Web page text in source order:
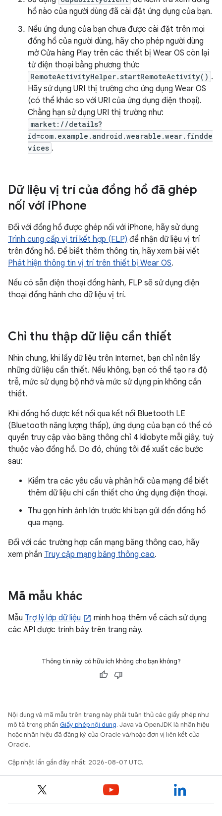
hồ nào của người dùng đã cài đặt ứng dụng của bạn.
Nếu ứng dụng của bạn chưa được cài đặt trên mọi
đồng hồ của người dùng, hãy cho phép người dùng
mở Cửa hàng Play trên các thiết bị Wear OS còn lại
từ điện thoại bằng phương thức
RemoteActivityHelper.startRemoteActivity() .
Hãy sử dụng URI thị trường cho ứng dụng Wear OS
(có thể khác so với URI của ứng dụng điện thoại).
Chẳng hạn sử dụng URI thị trường như:
market://details?
id=com.example.android.wearable.wear.findde
vices .
Dữ liệu vị trí của đồng hồ đã ghép
nối với iPhone
Đối với đồng hồ được ghép nối với iPhone, hãy sử dụng
Trình cung cấp vị trí kết hợp (FLP) để nhận dữ liệu vị trí
trên đồng hồ. Để biết thêm thông tin, hãy xem bài viết
Phát hiện thông tin vị trí trên thiết bị Wear OS.
Nếu có sẵn điện thoại đồng hành, FLP sẽ sử dụng điện
thoại đồng hành cho dữ liệu vị trí.
Chỉ thu thập dữ liệu cần thiết
Nhìn chung, khi lấy dữ liệu trên Internet, bạn chỉ nên lấy
những dữ liệu cần thiết. Nếu không, bạn có thể tạo ra độ
trễ, mức sử dụng bộ nhớ và mức sử dụng pin không cần
thiết.
Khi đồng hồ được kết nối qua kết nối Bluetooth LE
(Bluetooth năng lượng thấp), ứng dụng của bạn có thể có
quyền truy cập vào băng thông chỉ 4 kilobyte mỗi giây, tuỳ
thuộc vào đồng hồ. Do đó, chúng tôi đề xuất các bước
sau:
Kiểm tra các yêu cầu và phản hồi của mạng để biết
thêm dữ liệu chỉ cần thiết cho ứng dụng điện thoại.
Thu gọn hình ảnh lớn trước khi bạn gửi đến đồng hồ
qua mạng.
Đối với các trường hợp cần mạng băng thông cao, hãy
xem phần Truy cập mạng băng thông cao.
Mã mẫu khác
Mẫu Trợ lý lớp dữ liệu
minh hoạ thêm về cách sử dụng
các API được trình bày trên trang này.
Thông tin này có hữu ích không cho bạn không?
Nội dung và mã mẫu trên trang này phải tuân thủ các giấy phép như
mô tả trong phần Giấy phép nội dung. Java và OpenJDK là nhãn hiệu
hoặc nhãn hiệu đã đăng ký của Oracle và/hoặc đơn vị liên kết của
Oracle.
Cập nhật lần gần đây nhất: 2026-08-07 UTC.